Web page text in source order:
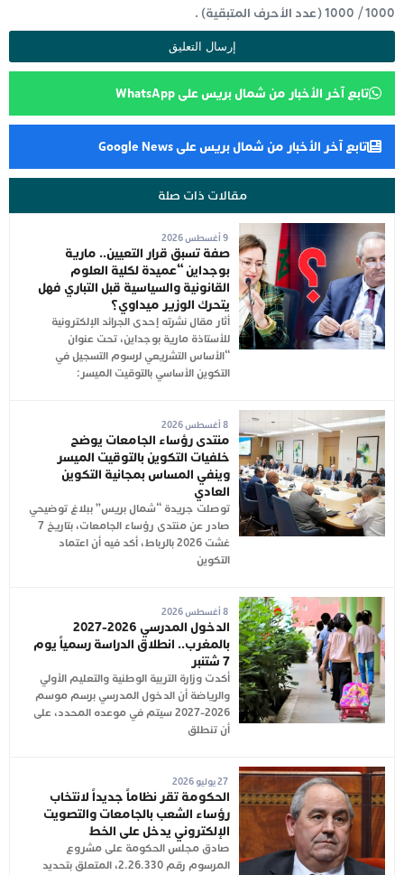
1000
/
1000(عدد الأحرف المتبقية) .
تابع آخر الأخبار من شمال بريس على WhatsApp
تابع آخر الأخبار من شمال بريس على Google News
مقالات ذات صلة
9 أغسطس 2026
صفة تسبق قرار التعيين.. مارية
بوجداين “عميدة لكلية العلوم
القانونية والسياسية قبل التباري فهل
يتحرك الوزير ميداوي؟
أثار مقال نشرته إحدى الجرائد الإلكترونية
للأستاذة مارية بوجداين، تحت عنوان
“الأساس التشريعي لرسوم التسجيل في
التكوين الأساسي بالتوقيت الميسر:
8 أغسطس 2026
منتدى رؤساء الجامعات يوضح
خلفيات التكوين بالتوقيت الميسر
وينفي المساس بمجانية التكوين
العادي
توصلت جريدة “شمال بريس” ببلاغ توضيحي
صادر عن منتدى رؤساء الجامعات، بتاريخ 7
غشت 2026 بالرباط، أكد فيه أن اعتماد
التكوين
8 أغسطس 2026
الدخول المدرسي 2026-2027
بالمغرب.. انطلاق الدراسة رسمياً يوم
7 شتنبر
أكدت وزارة التربية الوطنية والتعليم الأولي
والرياضة أن الدخول المدرسي برسم موسم
2026-2027 سيتم في موعده المحدد، على
أن تنطلق
27 يوليو 2026
الحكومة تقر نظاماً جديداً لانتخاب
رؤساء الشعب بالجامعات والتصويت
الإلكتروني يدخل على الخط
صادق مجلس الحكومة على مشروع
المرسوم رقم 2.26.330، المتعلق بتحديد